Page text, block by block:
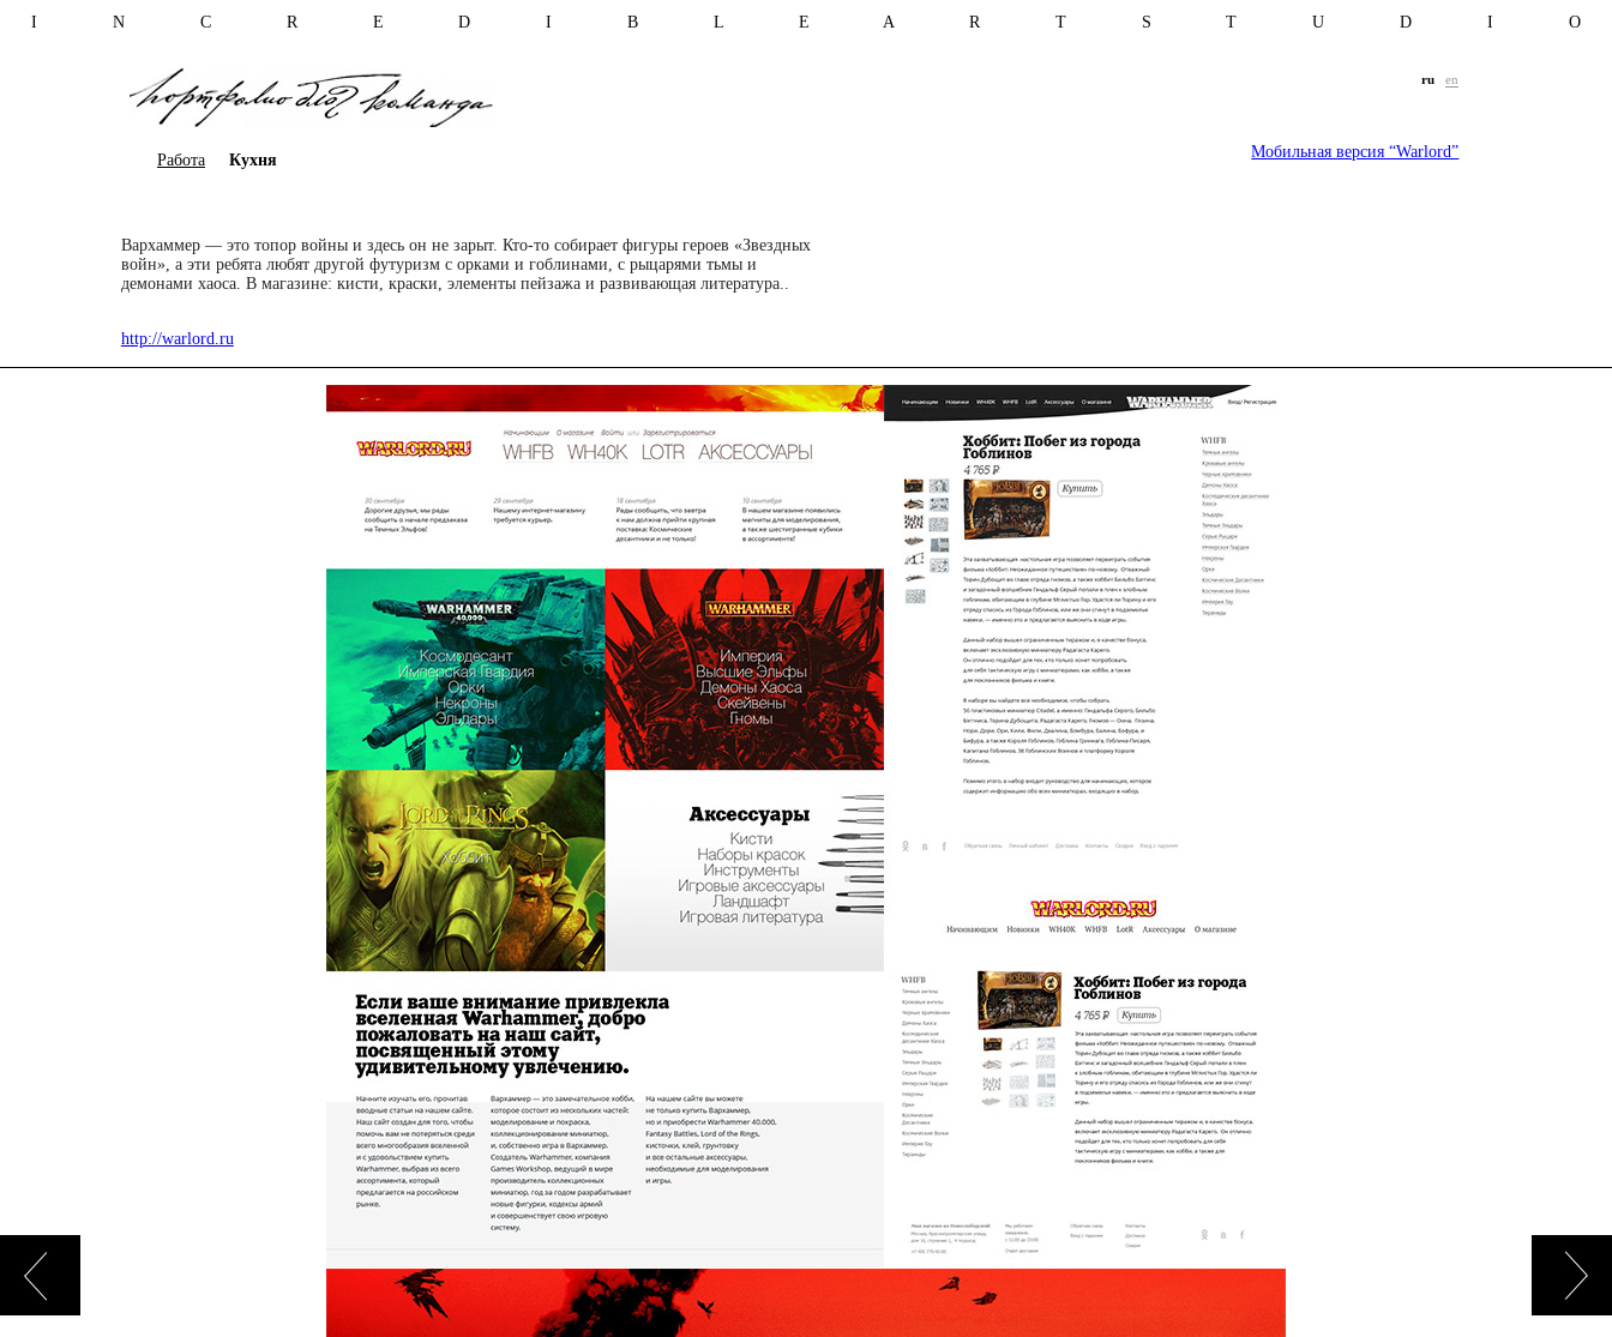
N C R E D I B L E A R T S T U D I
Работа Кухня Мобильная версия “Warlord”
ru en
Вархаммер — это топор войны и здесь он не зарыт. Кто-то собирает фигуры героев «Звездных
войн», а эти ребята любят другой футуризм с орками и гоблинами, с рыцарями тьмы и
демонами хаоса. В магазине: кисти, краски, элементы пейзажа и развивающая литература..
http://warlord.ru